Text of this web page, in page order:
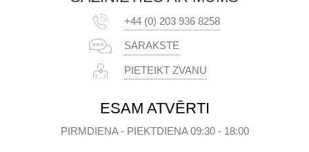
+44 (0) 203 936 8258
SARAKSTE
PIETEIKT ZVANU
ESAM ATVĒRTI
PIRMDIENA - PIEKTDIENA 09:30 - 18:00